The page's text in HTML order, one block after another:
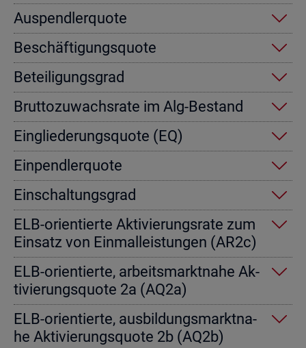
Aus­pend­ler­quo­te
Be­schäf­ti­gungs­quo­te
Be­tei­li­gungs­grad
Brut­to­zu­wachs­ra­te im Alg-Be­stand
Ein­glie­de­rungs­quo­te (EQ)
Ein­pend­ler­quo­te
Ein­schal­tungs­grad
ELB-ori­en­tier­te Ak­ti­vie­rungs­ra­te zum
Ein­satz von Einmal­leis­tun­gen (AR2c)
ELB-ori­en­tier­te, ar­beits­markt­na­he Ak­
ti­vie­rungs­quo­te 2a (AQ2a)
ELB-ori­en­tier­te, aus­bil­dungs­markt­na­
he Ak­ti­vie­rungs­quo­te 2b (AQ2b)